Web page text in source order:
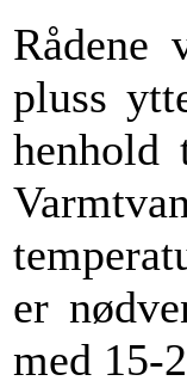
Rådene
pluss
henhold
er
med 15-